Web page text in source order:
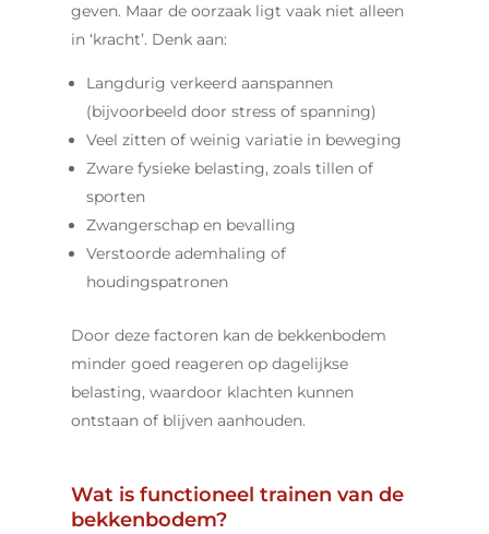
geven. Maar de oorzaak ligt vaak niet alleen
in ‘kracht’. Denk aan:
Langdurig verkeerd aanspannen
(bijvoorbeeld door stress of spanning)
Veel zitten of weinig variatie in beweging
Zware fysieke belasting, zoals tillen of
sporten
Zwangerschap en bevalling
Verstoorde ademhaling of
houdingspatronen
Door deze factoren kan de bekkenbodem
minder goed reageren op dagelijkse
belasting, waardoor klachten kunnen
ontstaan of blijven aanhouden.
Wat is functioneel trainen van de
bekkenbodem?